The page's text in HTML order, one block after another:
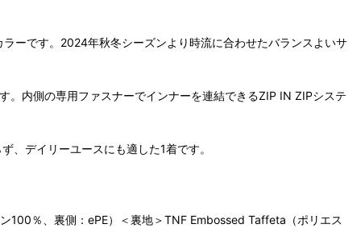
ーです。2024年秋冬シーズンより時流に合わせたバランスよいサ
。内側の専用ファスナーでインナーを連結できるZIP IN ZIPシステ
、デイリーユースにも適した1着です。
100％、裏側：ePE）＜裏地＞TNF Embossed Taffeta（ポリエス